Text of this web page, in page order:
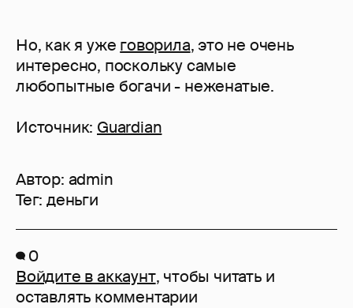
Но, как я уже говорила, это не очень
интересно, поскольку самые
любопытные богачи - неженатые.
Источник: Guardian
Автор: admin
Тег: деньги
0
Войдите в аккаунт, чтобы читать и
оставлять комментарии